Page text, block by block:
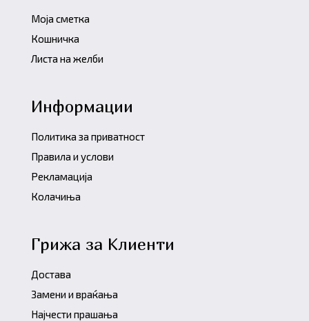
Моја сметка
Кошничка
Листа на желби
Информации
Политика за приватност
Правила и услови
Рекламација
Колачиња
Грижа за Клиенти
Достава
Замени и враќања
Најчести прашања